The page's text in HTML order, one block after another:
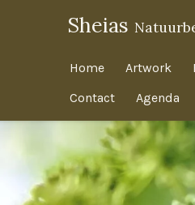
Sheias
Home Artwork
Contact
Agenda